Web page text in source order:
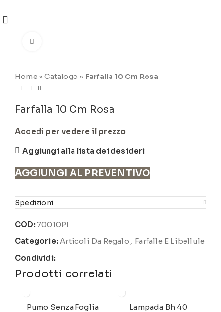
Home »Catalogo » Farfalla 10 Cm Rosa
Farfalla 10 Cm Rosa
Accedi per vedere il prezzo
Aggiungi alla lista dei desideri
AGGIUNGI AL PREVENTIVO
Spedizioni
COD: 70010PI
Categorie: Articoli Da Regalo , Farfalle E Libellule
Condividi:
Prodotti correlati
Pumo Senza Foglia
Lampada Bh 40